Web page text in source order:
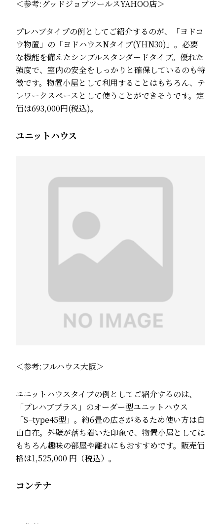
＜参考:グッドジョブツールスYAHOO店＞
プレハブタイプの例としてご紹介するのが、「ヨドコ
ウ物置」の「ヨドハウスNタイプ(YHN30)」。必要
な機能を備えたシンプルスタンダードタイプ。優れた
強度で、室内の安全をしっかりと確保しているのも特
徴です。物置小屋として利用することはもちろん、テ
レワークスペースとして使うことができそうです。定
価は693,000円(税込)。
ユニットハウス
＜参考: フルハウス大阪＞
ユニットハウスタイプの例としてご紹介するのは、
「プレハブプラス」のオーダー型ユニットハウス
「S−type45型」。約6畳の広さがあるため使い方は自
由自在。外壁が落ち着いた印象で、物置小屋としては
もちろん趣味の部屋や離れにもおすすめです。販売価
格は1,525,000 円（税込）。
コンテナ